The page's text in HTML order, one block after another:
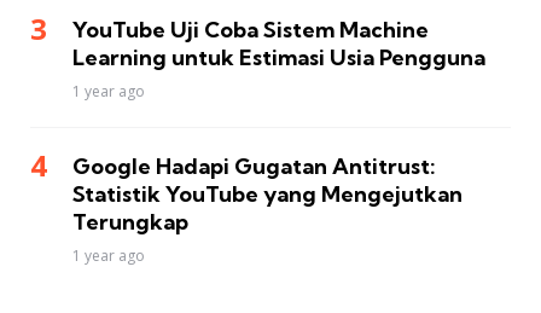
YouTube Uji Coba Sistem Machine
Learning untuk Estimasi Usia Pengguna
1 year ago
Google Hadapi Gugatan Antitrust:
Statistik YouTube yang Mengejutkan
Terungkap
1 year ago